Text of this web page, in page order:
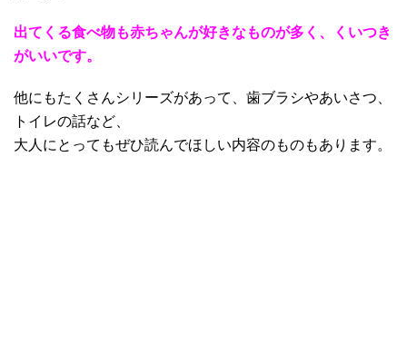
出てくる食べ物も赤ちゃんが好きなものが多く、くいつき
がいいです。
他にもたくさんシリーズがあって、歯ブラシやあいさつ、
トイレの話など、
大人にとってもぜひ読んでほしい内容のものもあります。